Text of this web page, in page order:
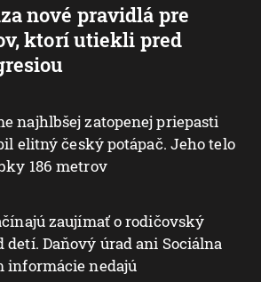
nové pravidlá pre
ktorí utiekli pred
najhlbšej zatopenej priepasti
elitný český potápač. Jeho telo
186 metrov
zaujímať o rodičovský
detí. Daňový úrad ani Sociálna
informácie nedajú